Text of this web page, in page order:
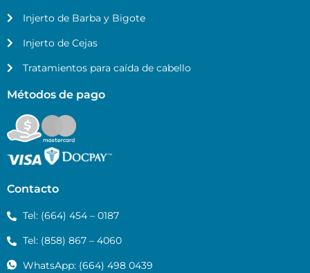
Injerto de Barba y Bigote
Injerto de Cejas
Tratamientos para caída de cabello
Métodos de pago
Contacto
Tel: (664) 454 – 0187
Tel: (858) 867 – 4060
WhatsApp: (664) 498 0439